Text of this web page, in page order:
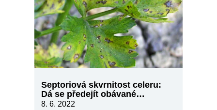
Septoriová skvrnitost celeru:
Dá se předejít obávané
chorobě?
8. 6. 2022